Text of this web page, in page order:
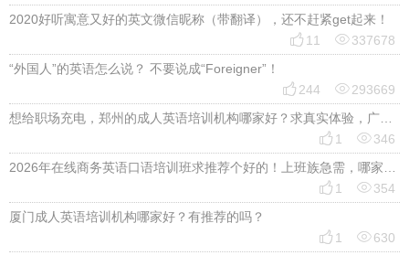
2020好听寓意又好的英文微信昵称（带翻译），还不赶紧get起来！
 11 337678
“外国人”的英语怎么说？ 不要说成“Foreigner”！
 244 293669
想给职场充电，郑州的成人英语培训机构哪家好？求真实体验，广告勿扰，感谢！
 1 346
2026年在线商务英语口语培训班求推荐个好的！上班族急需，哪家好？
 1 354
厦门成人英语培训机构哪家好？有推荐的吗？
 1 630